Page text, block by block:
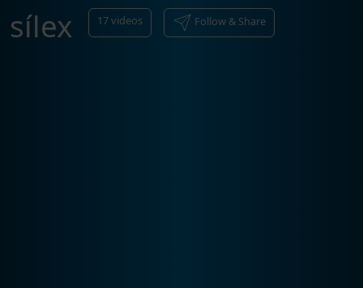
sílex 17videos Follow & Share